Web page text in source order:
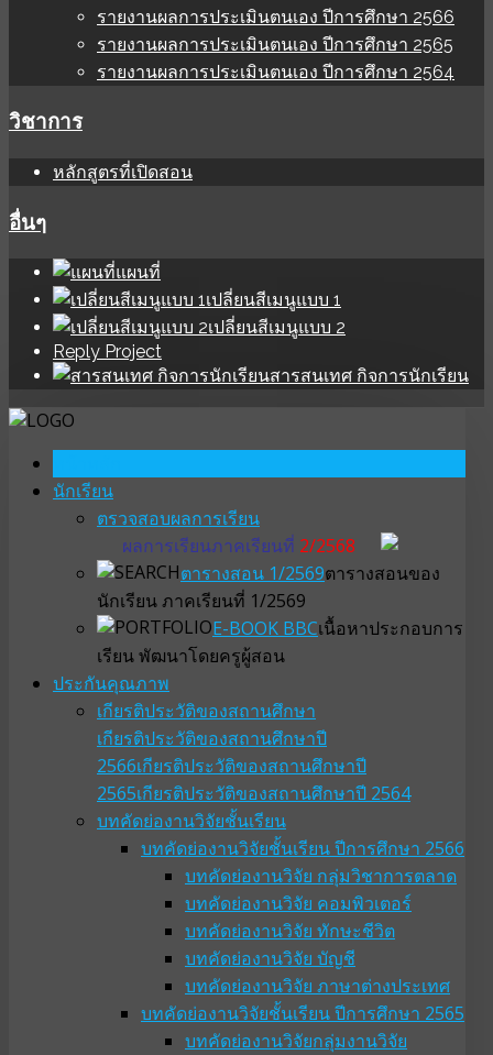
รายงานผลการประเมินตนเอง ปีการศึกษา 2566
รายงานผลการประเมินตนเอง ปีการศึกษา 2565
รายงานผลการประเมินตนเอง ปีการศึกษา 2564
วิชาการ
หลักสูตรที่เปิดสอน
อื่นๆ
แผนที่
เปลี่ยนสีเมนูแบบ 1
เปลี่ยนสีเมนูแบบ 2
Reply Project
สารสนเทศ กิจการนักเรียน
นักเรียน
ตรวจสอบผลการเรียน
ผลการเรียนภาคเรียนที่ 2/2568
ตารางสอน 1/2569ตารางสอนของ
นักเรียน ภาคเรียนที่ 1/2569
E-BOOK BBCเนื้อหาประกอบการ
เรียน พัฒนาโดยครูผู้สอน
ประกันคุณภาพ
เกียรติประวัติของสถานศึกษา
เกียรติประวัติของสถานศึกษาปี
2566เกียรติประวัติของสถานศึกษาปี
2565เกียรติประวัติของสถานศึกษาปี 2564
บทคัดย่องานวิจัยชั้นเรียน
บทคัดย่องานวิจัยชั้นเรียน ปีการศึกษา 2566
บทคัดย่องานวิจัย กลุ่มวิชาการตลาด
บทคัดย่องานวิจัย คอมพิวเตอร์
บทคัดย่องานวิจัย ทักษะชีวิต
บทคัดย่องานวิจัย บัญชี
บทคัดย่องานวิจัย ภาษาต่างประเทศ
บทคัดย่องานวิจัยชั้นเรียน ปีการศึกษา 2565
บทคัดย่องานวิจัยกลุ่มงานวิจัย